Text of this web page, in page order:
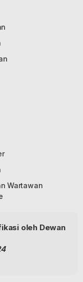
Wartawan
oleh Dewan